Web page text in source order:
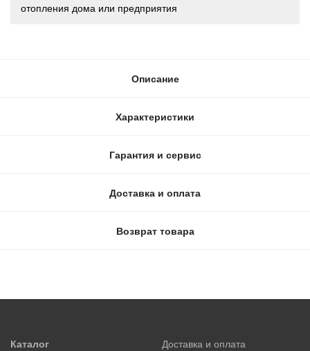
отопления дома или предприятия
Описание
Характеристики
Гарантия и сервис
Доставка и оплата
Возврат товара
Каталог
Доставка и оплата